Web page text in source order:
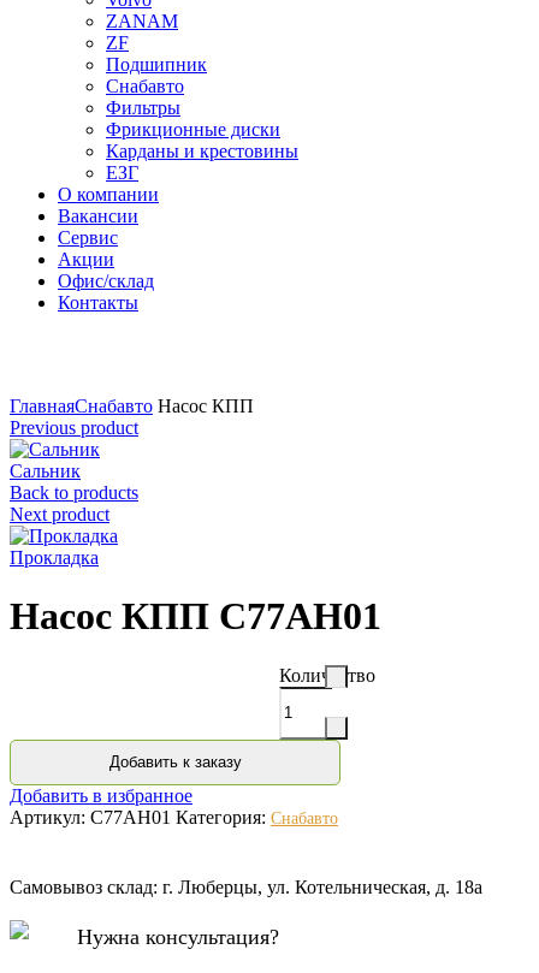
ZANAM
ZF
Подшипник
Снабавто
Фильтры
Фрикционные диски
Карданы и крестовины
ЕЗГ
О компании
Вакансии
Сервис
Акции
Офис/склад
Контакты
ГлавнаяСнабавто Насос КПП
Previous product
Сальник
Back to products
Next product
Прокладка
Насос КПП C77AH01
Количество
Добавить к заказу
Добавить в избранное
Артикул: C77AH01 Категория: Снабавто
Самовывоз склад: г. Люберцы, ул. Котельническая, д. 18а
Нужна консультация?